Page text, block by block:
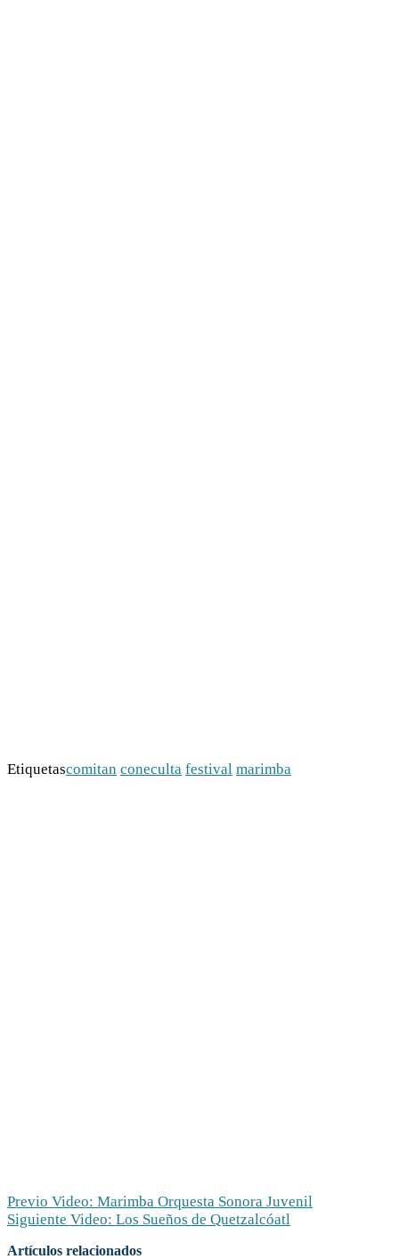
Etiquetascomitan coneculta festival marimba
Previo Video: Marimba Orquesta Sonora Juvenil
Siguiente Video: Los Sueños de Quetzalcóatl
Artículos relacionados